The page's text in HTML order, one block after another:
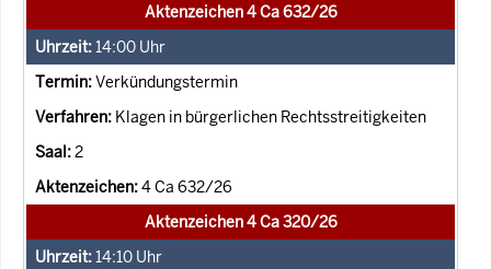
Aktenzeichen 4 Ca 632/26
14:00 Uhr
Verkündungstermin
Klagen in bürgerlichen Rechtsstreitigkeiten
2
4 Ca 632/26
Aktenzeichen 4 Ca 320/26
14:10 Uhr